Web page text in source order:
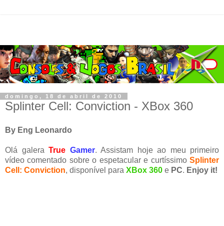
domingo, 18 de abril de 2010
Splinter Cell: Conviction - XBox 360
By Eng Leonardo
Olá galera True Gamer. Assistam hoje ao meu primeiro
vídeo comentado sobre o espetacular e curtíssimo Splinter
Cell: Conviction, disponível para XBox 360 e PC. Enjoy it!